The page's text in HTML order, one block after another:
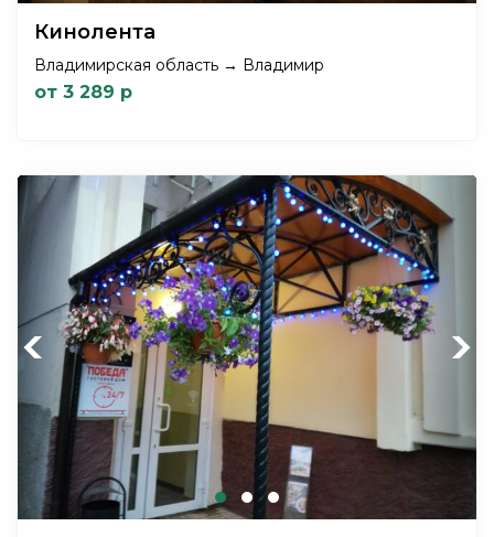
Кинолента
Владимирская область → Владимир
от 3 289 р
Previous Next